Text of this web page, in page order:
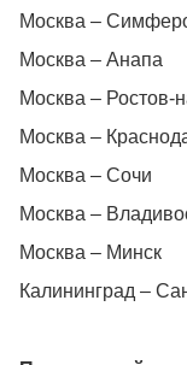
Москва –
Москва – Анапа
Москва – Ростов-
Москва –
Москва – Сочи
Москва –
Москва – Минск
Калининград –